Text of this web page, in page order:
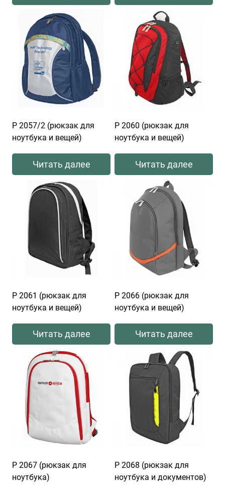
Р 2057/2 (рюкзак для
ноутбука и вещей)
Читать далее
Р 2060 (рюкзак для
ноутбука и вещей)
Читать далее
Р 2061 (рюкзак для
ноутбука и вещей)
Читать далее
Р 2066 (рюкзак для
ноутбука и вещей)
Читать далее
Р 2067 (рюкзак для
ноутбука)
Р 2068 (рюкзак для
ноутбука и документов)